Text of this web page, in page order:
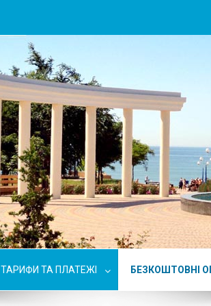
ТАРИФИ ТА ПЛАТЕЖІ БЕЗКОШТОВНІ